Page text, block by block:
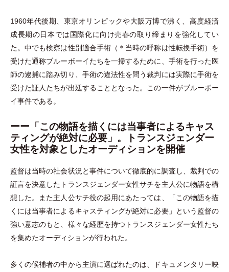
1960年代後期、東京オリンピックや大阪万博で沸く、高度経済
成長期の日本では国際化に向け売春の取り締まりを強化してい
た。中でも検察は性別適合手術 （ ＊当時の呼称は性転換手術） を
受けた通称ブルーボーイたちを一掃するために、手術を行った医
師の逮捕に踏み切り、手術の違法性を問う裁判には実際に手術を
受けた証人たちが出廷することとなった。この一件がブルーボー
イ事件である。
ーー「この物語を描くには当事者によるキャス
ティングが絶対に必要」。トランスジェンダー
女性を対象としたオーディションを開催
監督は当時の社会状況と事件について徹底的に調査し、裁判での
証言を決意したトランスジェンダー女性サチを主人公に物語を構
想した。また主人公サチ役の起用にあたっては、
「この物語を描
くには当事者によるキャスティングが絶対に必要」
という監督の
強い意志のもと、様々な経歴を持つトランスジェンダー女性たち
を集めたオーディションが行われた。
多くの候補者の中から主演に選ばれたのは、ドキュメンタリー映